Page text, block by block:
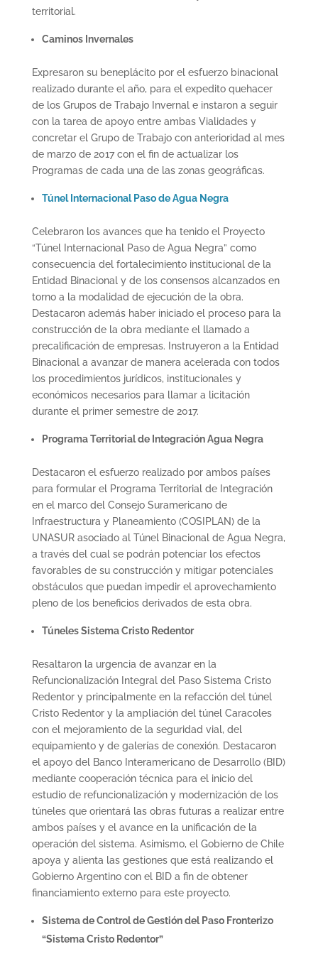
territorial.
Caminos Invernales
Expresaron su beneplácito por el esfuerzo binacional
realizado durante el año, para el expedito quehacer
de los Grupos de Trabajo Invernal e instaron a seguir
con la tarea de apoyo entre ambas Vialidades y
concretar el Grupo de Trabajo con anterioridad al mes
de marzo de 2017 con el fin de actualizar los
Programas de cada una de las zonas geográficas.
Túnel Internacional Paso de Agua Negra
Celebraron los avances que ha tenido el Proyecto
“Túnel Internacional Paso de Agua Negra” como
consecuencia del fortalecimiento institucional de la
Entidad Binacional y de los consensos alcanzados en
torno a la modalidad de ejecución de la obra.
Destacaron además haber iniciado el proceso para la
construcción de la obra mediante el llamado a
precalificación de empresas. Instruyeron a la Entidad
Binacional a avanzar de manera acelerada con todos
los procedimientos jurídicos, institucionales y
económicos necesarios para llamar a licitación
durante el primer semestre de 2017.
Programa Territorial de Integración Agua Negra
Destacaron el esfuerzo realizado por ambos países
para formular el Programa Territorial de Integración
en el marco del Consejo Suramericano de
Infraestructura y Planeamiento (COSIPLAN) de la
UNASUR asociado al Túnel Binacional de Agua Negra,
a través del cual se podrán potenciar los efectos
favorables de su construcción y mitigar potenciales
obstáculos que puedan impedir el aprovechamiento
pleno de los beneficios derivados de esta obra.
Túneles Sistema Cristo Redentor
Resaltaron la urgencia de avanzar en la
Refuncionalización Integral del Paso Sistema Cristo
Redentor y principalmente en la refacción del túnel
Cristo Redentor y la ampliación del túnel Caracoles
con el mejoramiento de la seguridad vial, del
equipamiento y de galerías de conexión. Destacaron
el apoyo del Banco Interamericano de Desarrollo (BID)
mediante cooperación técnica para el inicio del
estudio de refuncionalización y modernización de los
túneles que orientará las obras futuras a realizar entre
ambos países y el avance en la unificación de la
operación del sistema. Asimismo, el Gobierno de Chile
apoya y alienta las gestiones que está realizando el
Gobierno Argentino con el BID a fin de obtener
financiamiento externo para este proyecto.
Sistema de Control de Gestión del Paso Fronterizo
“Sistema Cristo Redentor”